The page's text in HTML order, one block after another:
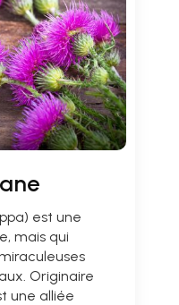
est une
mais qui
Originaire
une alliée